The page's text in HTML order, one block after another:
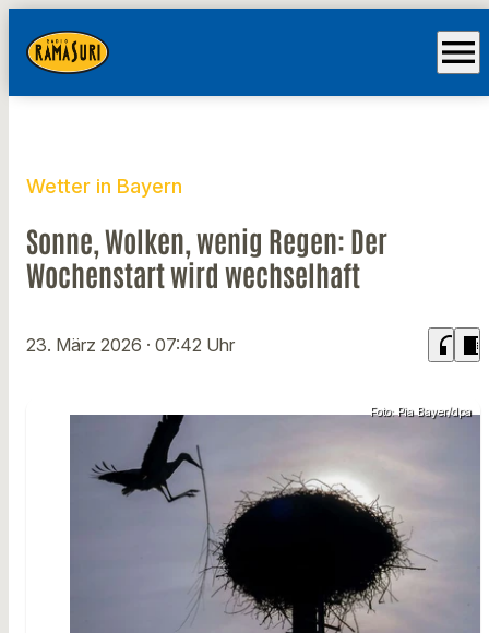
menu
Wetter in Bayern
Sonne, Wolken, wenig Regen: Der
Wochenstart wird wechselhaft
23. März 2026 · 07:42 Uhr headphones chrome_reader_mode
Foto: Pia Bayer/dpa